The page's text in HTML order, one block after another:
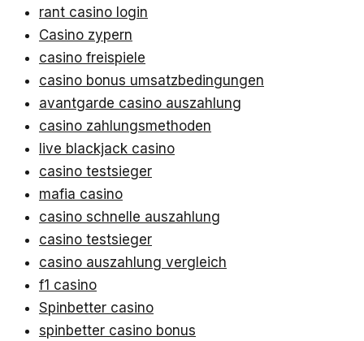
rant casino login
Casino zypern
casino freispiele
casino bonus umsatzbedingungen
avantgarde casino auszahlung
casino zahlungsmethoden
live blackjack casino
casino testsieger
mafia casino
casino schnelle auszahlung
casino testsieger
casino auszahlung vergleich
f1 casino
Spinbetter casino
spinbetter casino bonus